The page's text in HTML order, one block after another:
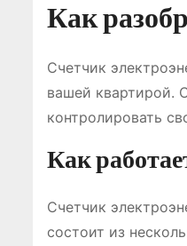
Как
Счетчик
вашей квартирой.
контролировать
Как
Счетчик
состоит из